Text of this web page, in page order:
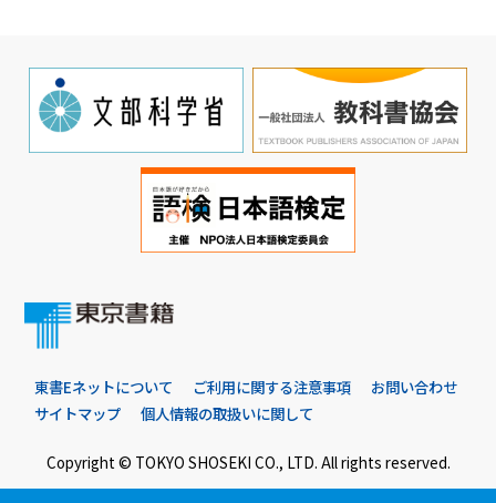
東書Eネットについて ご利用に関する注意事項
お問い合わせ
サイトマップ
個人情報の取扱いに関して
Copyright © TOKYO SHOSEKI CO., LTD. All rights reserved.